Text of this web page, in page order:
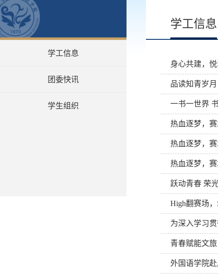
学工信息
团委快讯
学生组织
学工信息
身心共建，
品读知青岁
一书一世界
热血逐梦，
热血逐梦，
热血逐梦，
跃动青春 荣
High翻赛场
为深入学习
青春赋能文
外国语学院